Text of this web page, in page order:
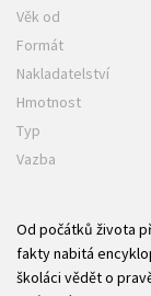
Věk od
Formát
Nakladatelství
Hmotnost
Typ
Vazba
Od počátků života
fakty nabitá
školáci vědět o